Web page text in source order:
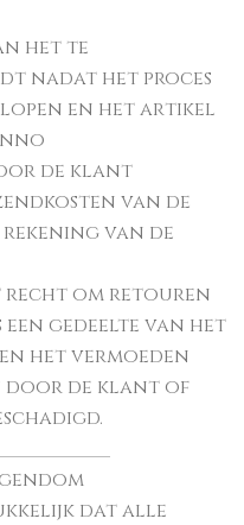
het te
nadat het proces
en het artikel
de klant
van de
van de
recht om retouren
gedeelte van het
het vermoeden
door de klant of
dat alle